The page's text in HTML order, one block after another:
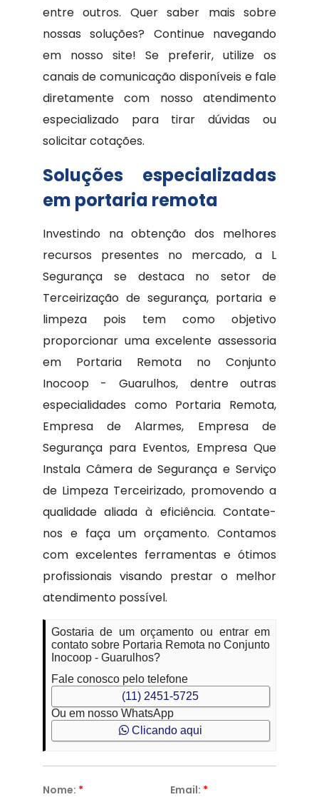
entre outros. Quer saber mais sobre
nossas soluções? Continue navegando
em nosso site! Se preferir, utilize os
canais de comunicação disponíveis e fale
diretamente com nosso atendimento
especializado para tirar dúvidas ou
solicitar cotações.
Soluções especializadas
em portaria remota
Investindo na obtenção dos melhores
recursos presentes no mercado, a L
Segurança se destaca no setor de
Terceirização de segurança, portaria e
limpeza pois tem como objetivo
proporcionar uma excelente assessoria
em Portaria Remota no Conjunto
Inocoop - Guarulhos, dentre outras
especialidades como Portaria Remota,
Empresa de Alarmes, Empresa de
Segurança para Eventos, Empresa Que
Instala Câmera de Segurança e Serviço
de Limpeza Terceirizado, promovendo a
qualidade aliada à eficiência. Contate-
nos e faça um orçamento. Contamos
com excelentes ferramentas e ótimos
profissionais visando prestar o melhor
atendimento possível.
Gostaria de um orçamento ou entrar em
contato sobre Portaria Remota no Conjunto
Inocoop - Guarulhos?
Fale conosco pelo telefone
(11) 2451-5725
Ou em nosso WhatsApp
Clicando aqui
Nome: * Email: *